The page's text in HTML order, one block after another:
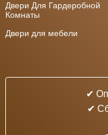
Двери Для Гардеробной
Комнаты
Двери для мебели
✔
✔